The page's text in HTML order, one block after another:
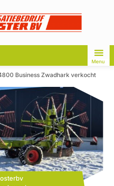
Menu
Business Zwadhark verkocht